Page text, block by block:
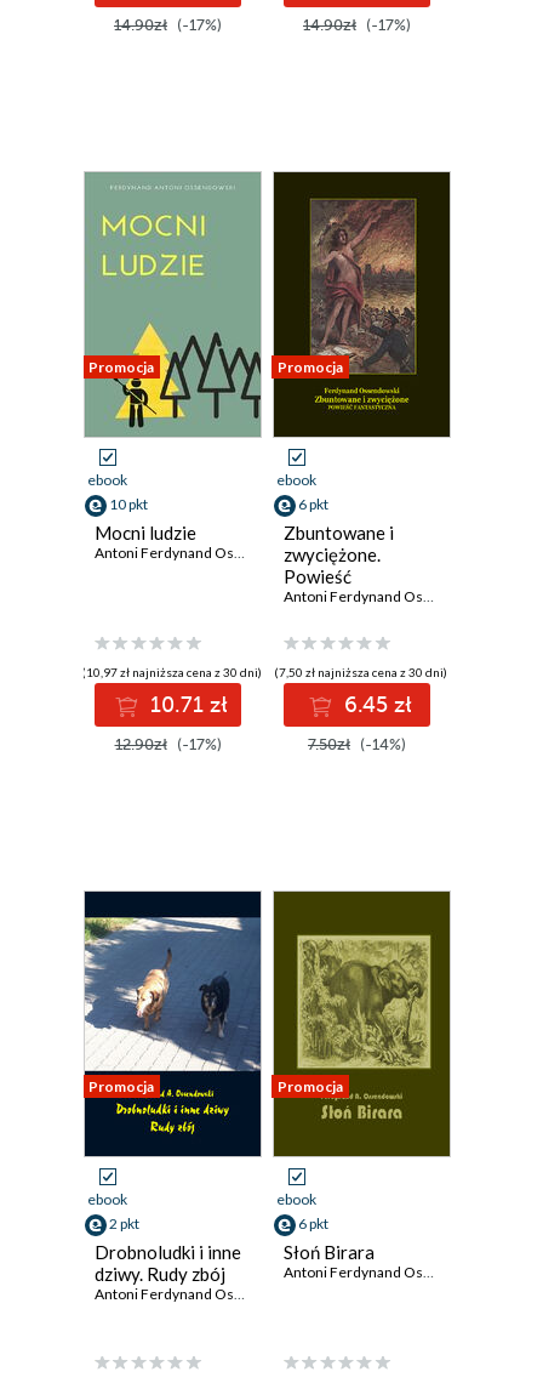
14.90zł (-17%) 14.90zł (-17%)
Promocja
ebook
10 pkt
Mocni ludzie
Antoni Ferdynand Ossendowski
(10,97 zł najniższa cena z 30 dni)
10.71 zł
12.90zł (-17%)
Promocja
ebook
6 pkt
Zbuntowane i
zwyciężone.
Powieść
fantastyczna
Antoni Ferdynand Ossendowski
(7,50 zł najniższa cena z 30 dni)
6.45 zł
7.50zł (-14%)
Promocja
ebook
2 pkt
Drobnoludki i inne
dziwy. Rudy zbój
Antoni Ferdynand Ossendowski
Promocja
ebook
6 pkt
Słoń Birara
Antoni Ferdynand Ossendowski